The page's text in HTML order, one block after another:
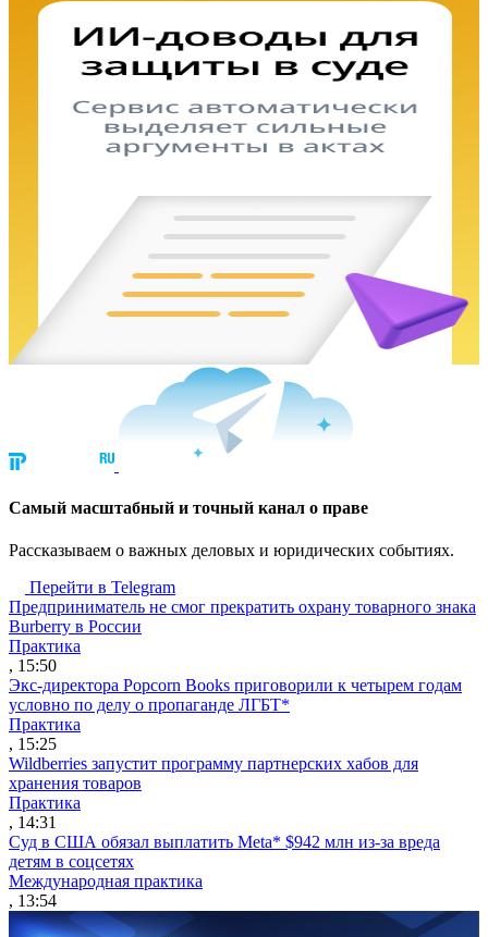
Cамый масштабный и точный канал о праве
Рассказываем о важных деловых и юридических событиях.
Перейти в Telegram
Предприниматель не смог прекратить охрану товарного знака
Burberry в России
Практика
, 15:50
Экс-директора Popcorn Books приговорили к четырем годам
условно по делу о пропаганде ЛГБТ*
Практика
, 15:25
Wildberries запустит программу партнерских хабов для
хранения товаров
Практика
, 14:31
Суд в США обязал выплатить Meta* $942 млн из-за вреда
детям в соцсетях
Международная практика
, 13:54